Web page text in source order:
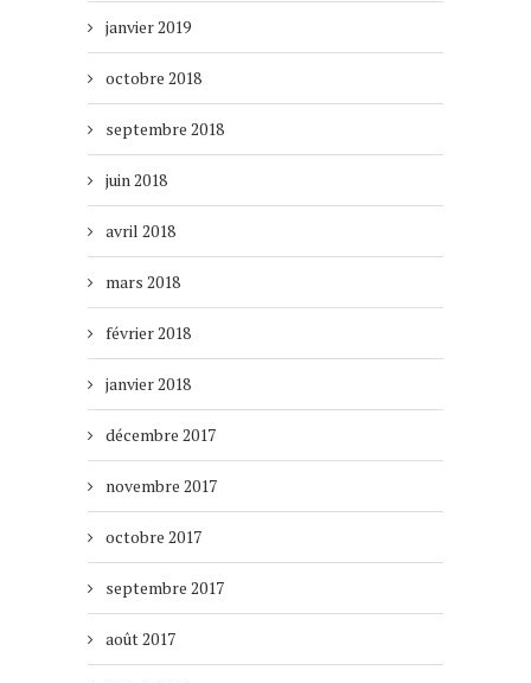
janvier 2019
octobre 2018
septembre 2018
juin 2018
avril 2018
mars 2018
février 2018
janvier 2018
décembre 2017
novembre 2017
octobre 2017
septembre 2017
août 2017